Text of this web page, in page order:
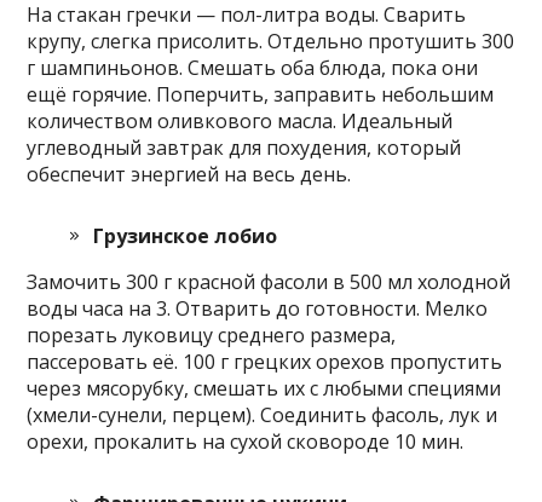
На стакан гречки — пол-литра воды. Сварить
крупу, слегка присолить. Отдельно протушить 300
г шампиньонов. Смешать оба блюда, пока они
ещё горячие. Поперчить, заправить небольшим
количеством оливкового масла. Идеальный
углеводный завтрак для похудения, который
обеспечит энергией на весь день.
Грузинское лобио
Замочить 300 г красной фасоли в 500 мл холодной
воды часа на 3. Отварить до готовности. Мелко
порезать луковицу среднего размера,
пассеровать её. 100 г грецких орехов пропустить
через мясорубку, смешать их с любыми специями
(хмели-сунели, перцем). Соединить фасоль, лук и
орехи, прокалить на сухой сковороде 10 мин.